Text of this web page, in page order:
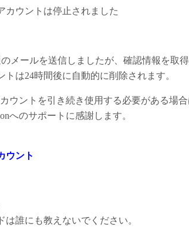
カウントは停止されました
のメールを送信しましたが、確認情報を取
トは24時間後に自動的に削除されます。
カウントを引き続き使用する必要がある場
へのサポートに感謝します。
ウント
は誰にも教えないでください。